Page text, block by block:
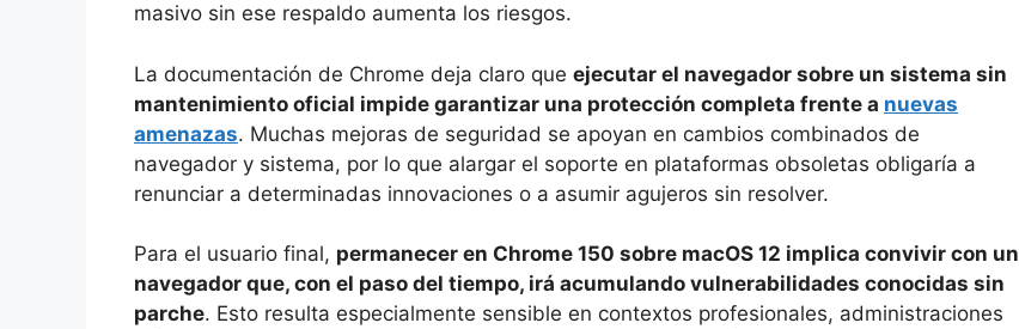
masivo sin ese respaldo aumenta los riesgos.
La documentación de Chrome deja claro que ejecutar el navegador sobre un sistema sin
mantenimiento oficial impide garantizar una protección completa frente a nuevas
amenazas. Muchas mejoras de seguridad se apoyan en cambios combinados de
navegador y sistema, por lo que alargar el soporte en plataformas obsoletas obligaría a
renunciar a determinadas innovaciones o a asumir agujeros sin resolver.
Para el usuario final, permanecer en Chrome 150 sobre macOS 12 implica convivir con un
navegador que, con el paso del tiempo, irá acumulando vulnerabilidades conocidas sin
parche. Esto resulta especialmente sensible en contextos profesionales, administraciones